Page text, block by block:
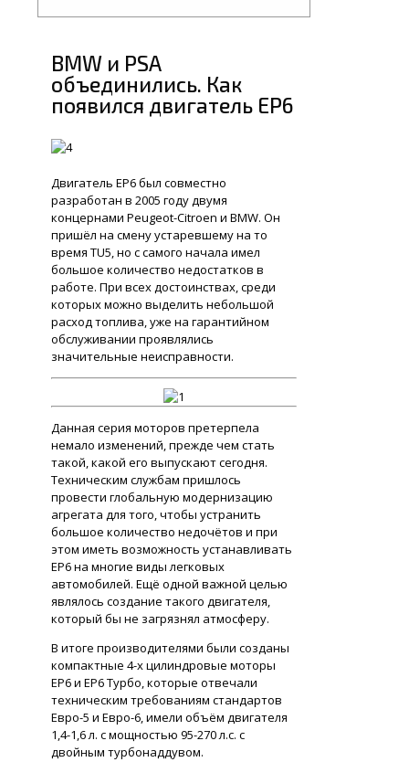
BMW и PSA
объединились. Как
появился двигатель EP6
Двигатель ЕР6 был совместно
разработан в 2005 году двумя
концернами Peugeot-Citroen и BMW. Он
пришёл на смену устаревшему на то
время TU5, но с самого начала имел
большое количество недостатков в
работе. При всех достоинствах, среди
которых можно выделить небольшой
расход топлива, уже на гарантийном
обслуживании проявлялись
значительные неисправности.
Данная серия моторов претерпела
немало изменений, прежде чем стать
такой, какой его выпускают сегодня.
Техническим службам пришлось
провести глобальную модернизацию
агрегата для того, чтобы устранить
большое количество недочётов и при
этом иметь возможность устанавливать
ЕР6 на многие виды легковых
автомобилей. Ещё одной важной целью
являлось создание такого двигателя,
который бы не загрязнял атмосферу.
В итоге производителями были созданы
компактные 4-х цилиндровые моторы
ЕР6 и ЕР6 Турбо, которые отвечали
техническим требованиям стандартов
Евро-5 и Евро-6, имели объём двигателя
1,4-1,6 л. с мощностью 95-270 л.с. с
двойным турбонаддувом.